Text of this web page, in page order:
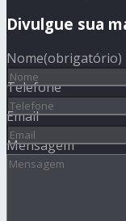
Divulgue sua
Nome(obrigatório)
Telefone
Email
Mensagem